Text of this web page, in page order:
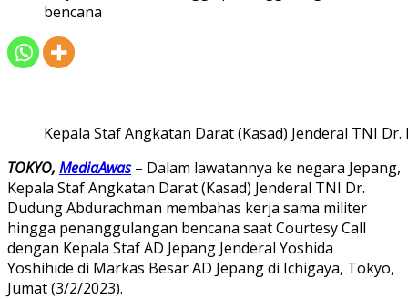
bencana
Kepala Staf Angkatan Darat (Kasad) Jenderal TNI
TOKYO, MediaAwas – Dalam lawatannya ke negara Jepang,
Kepala Staf Angkatan Darat (Kasad) Jenderal TNI Dr.
Dudung Abdurachman membahas kerja sama militer
hingga penanggulangan bencana saat Courtesy Call
dengan Kepala Staf AD Jepang Jenderal Yoshida
Yoshihide di Markas Besar AD Jepang di Ichigaya, Tokyo,
Jumat (3/2/2023).